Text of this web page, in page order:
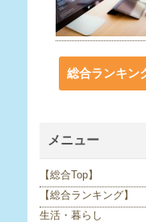
総合ランキン
メニュー
【総合Top】
【総合ランキング】
生活・暮らし